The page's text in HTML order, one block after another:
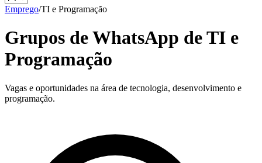
Emprego/TI e Programação
Grupos de WhatsApp deTI e
Programação
Vagas e oportunidades na área de tecnologia, desenvolvimento e
programação.